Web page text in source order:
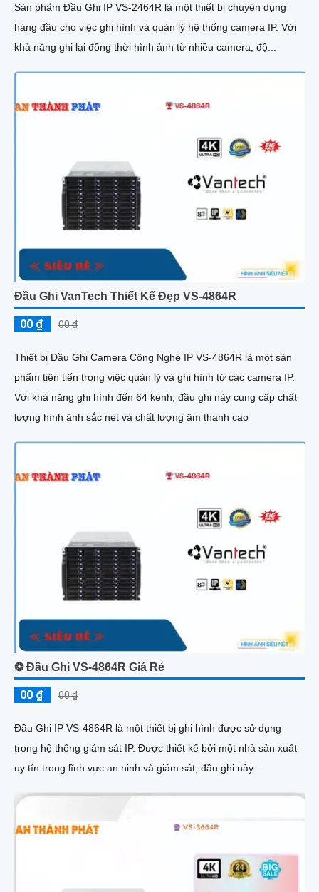
Sản phẩm Đầu Ghi IP VS-2464R là một thiết bị chuyên dụng
hàng đầu cho việc ghi hình và quản lý hệ thống camera IP. Với
khả năng ghi lại đồng thời hình ảnh từ nhiều camera, độ...
Đầu Ghi VanTech Thiết Kế Đẹp VS-4864R
00 ₫ 00 ₫
Thiết bị Đầu Ghi Camera Công Nghệ IP VS-4864R là một sản
phẩm tiên tiến trong việc quản lý và ghi hình từ các camera IP.
Với khả năng ghi hình đến 64 kênh, đầu ghi này cung cấp chất
lượng hình ảnh sắc nét và chất lượng âm thanh cao
❂ Đầu Ghi VS-4864R Giá Rẻ
00 ₫ 00 ₫
Đầu Ghi IP VS-4864R là một thiết bị ghi hình được sử dụng
trong hệ thống giám sát IP. Được thiết kế bởi một nhà sản xuất
uy tín trong lĩnh vực an ninh và giám sát, đầu ghi này...